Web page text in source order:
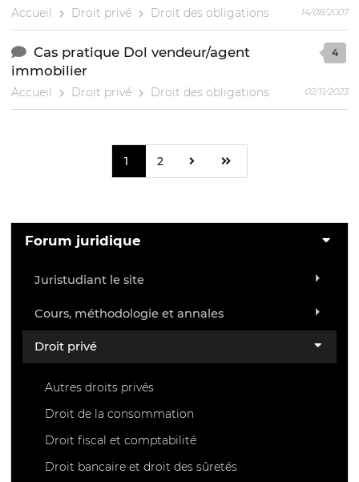
Accueil Droit privé Droit des obligations 14/08/2007
Cas pratique Dol vendeur/agent
immobilier
Accueil Droit privé Droit des obligations
4
02/11/2023
1 2
Forum juridique
Juristudiant le site
Cours, méthodologie et annales
Droit privé
Autres droits privés
Droit de la consommation
Droit fiscal et comptabilité
Droit bancaire et droit des sûretés